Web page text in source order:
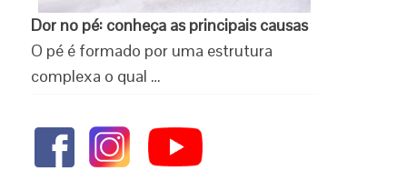
Dor no pé: conheça as principais causas
O pé é formado por uma estrutura
complexa o qual …